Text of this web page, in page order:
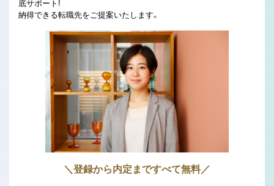
底サポート!
納得できる転職先をご提案いたします。
＼登録から内定まですべて無料／